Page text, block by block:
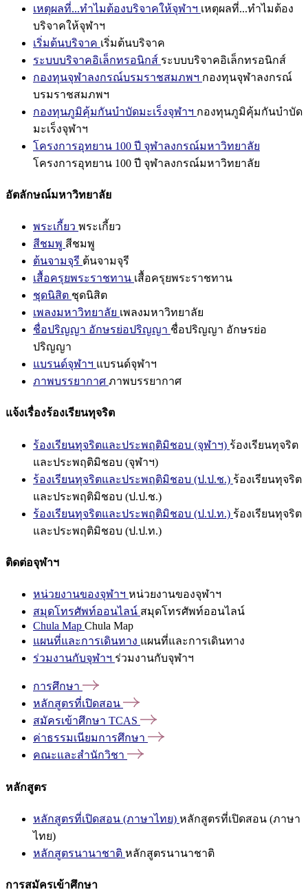
เหตุผลที่...ทำไมต้องบริจาคให้จุฬาฯ เหตุผลที่...ทำไมต้อง
บริจาคให้จุฬาฯ
เริ่มต้นบริจาค เริ่มต้นบริจาค
ระบบบริจาคอิเล็กทรอนิกส์ ระบบบริจาคอิเล็กทรอนิกส์
กองทุนจุฬาลงกรณ์บรมราชสมภพฯ กองทุนจุฬาลงกรณ์
บรมราชสมภพฯ
กองทุนภูมิคุ้มกันบำบัดมะเร็งจุฬาฯ กองทุนภูมิคุ้มกันบำบัด
มะเร็งจุฬาฯ
โครงการอุทยาน 100 ปี จุฬาลงกรณ์มหาวิทยาลัย
โครงการอุทยาน 100 ปี จุฬาลงกรณ์มหาวิทยาลัย
อัตลักษณ์มหาวิทยาลัย
พระเกี้ยว พระเกี้ยว
สีชมพู สีชมพู
ต้นจามจุรี ต้นจามจุรี
เสื้อครุยพระราชทาน เสื้อครุยพระราชทาน
ชุดนิสิต ชุดนิสิต
เพลงมหาวิทยาลัย เพลงมหาวิทยาลัย
ชื่อปริญญา อักษรย่อปริญญา ชื่อปริญญา อักษรย่อ
ปริญญา
แบรนด์จุฬาฯ แบรนด์จุฬาฯ
ภาพบรรยากาศ ภาพบรรยากาศ
แจ้งเรื่องร้องเรียนทุจริต
ร้องเรียนทุจริตและประพฤติมิชอบ (จุฬาฯ) ร้องเรียนทุจริต
และประพฤติมิชอบ (จุฬาฯ)
ร้องเรียนทุจริตและประพฤติมิชอบ (ป.ป.ช.) ร้องเรียนทุจริต
และประพฤติมิชอบ (ป.ป.ช.)
ร้องเรียนทุจริตและประพฤติมิชอบ (ป.ป.ท.) ร้องเรียนทุจริต
และประพฤติมิชอบ (ป.ป.ท.)
ติดต่อจุฬาฯ
หน่วยงานของจุฬาฯ หน่วยงานของจุฬาฯ
สมุดโทรศัพท์ออนไลน์ สมุดโทรศัพท์ออนไลน์
Chula Map Chula Map
แผนที่และการเดินทาง แผนที่และการเดินทาง
ร่วมงานกับจุฬาฯ ร่วมงานกับจุฬาฯ
การศึกษา
หลักสูตรที่เปิดสอน
สมัครเข้าศึกษา TCAS
ค่าธรรมเนียมการศึกษา
คณะและสำนักวิชา
หลักสูตร
หลักสูตรที่เปิดสอน (ภาษาไทย) หลักสูตรที่เปิดสอน (ภาษา
ไทย)
หลักสูตรนานาชาติ หลักสูตรนานาชาติ
การสมัครเข้าศึกษา